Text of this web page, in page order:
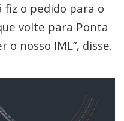
fiz o pedido para o
volte para Ponta
o nosso IML”, disse.